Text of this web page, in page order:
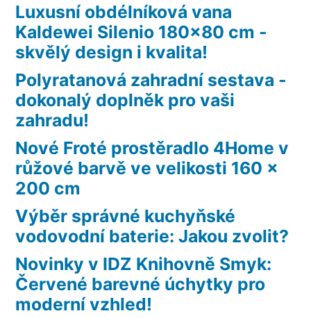
Luxusní obdélníková vana
Kaldewei Silenio 180×80 cm -
skvělý design i kvalita!
Polyratanová zahradní sestava -
dokonalý doplněk pro vaši
zahradu!
Nové Froté prostěradlo 4Home v
růžové barvě ve velikosti 160 x
200 cm
Výběr správné kuchyňské
vodovodní baterie: Jakou zvolit?
Novinky v IDZ Knihovně Smyk:
Červené barevné úchytky pro
moderní vzhled!